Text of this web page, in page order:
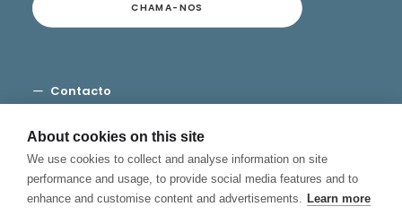
CHAMA-NOS
Contacto
Privacidade
Cookies
Canal de Denuncias
About cookies on this site
We use cookies to collect and analyse information on site
performance and usage, to provide social media features and to
enhance and customise content and advertisements. Learn more